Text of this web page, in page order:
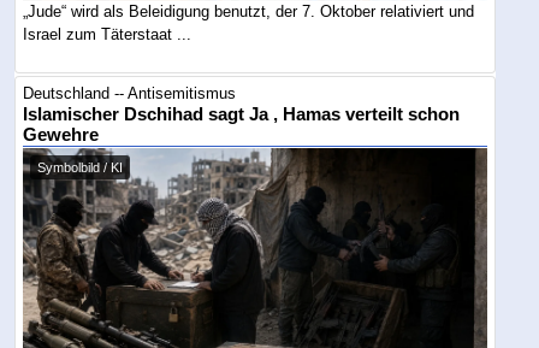
„Jude“ wird als Beleidigung benutzt, der 7. Oktober relativiert und
Israel zum Täterstaat ...
Deutschland -- Antisemitismus
Islamischer Dschihad sagt Ja , Hamas verteilt schon
Gewehre
Symbolbild / KI